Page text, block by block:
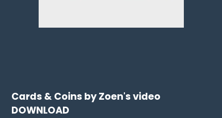
Cards & Coins by Zoen's video
DOWNLOAD